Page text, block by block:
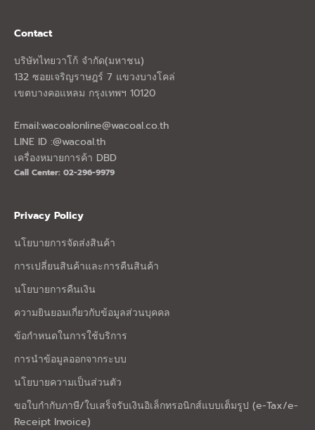
Contact
บริษัทไทยวาโก้ จำกัด(มหาชน)
132 ซอยเจริญราษฎร์ 7 แขวงบางโคล่
เขตบางคอแหลม กรุงเทพฯ 10120
Email:wacoalonline@wacoal.co.th
LINE ID :@wacoal.th
เครื่องหมายการค้า DBD
Call Center: 02-296-9979
Privacy Policy
นโยบายการจัดส่งสินค้า
การเปลี่ยนสินค้าและการคืนสินค้า
นโยบายการคืนเงิน
ความยินยอมเกี่ยวกับข้อมูลส่วนบุคคล
ข้อกำหนดในการใช้บริการ
การนำข้อมูลออกจากระบบ
นโยบายความเป็นส่วนตัว
ขอใบกำกับภาษี/ใบเสร็จรับเงินอิเล็กทรอนิกส์แบบเต็มรูป (e-Tax/e-
Receipt Invoice)